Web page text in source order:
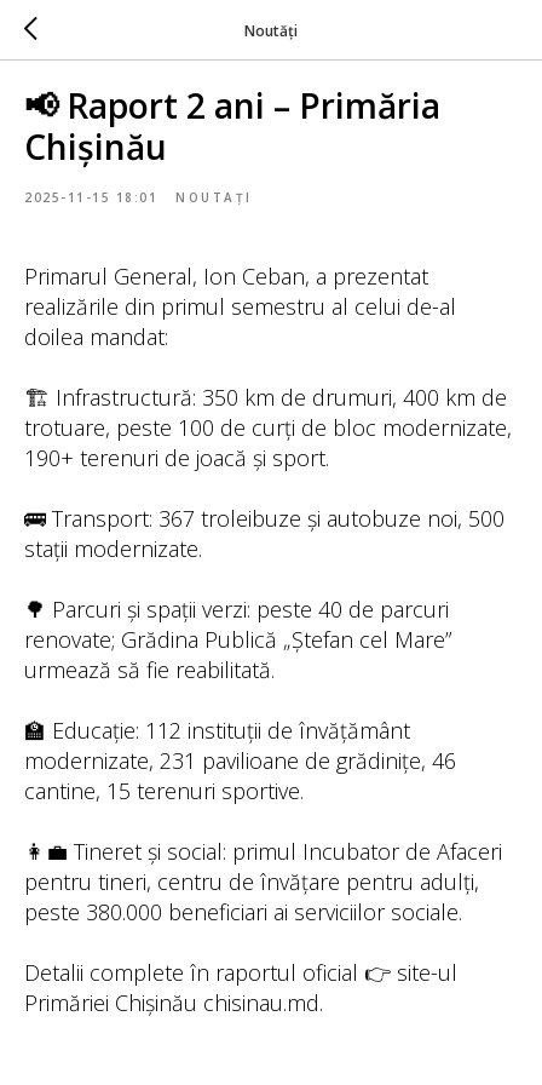
Noutăți
📢 Raport 2 ani – Primăria
Chișinău
2025-11-15 18:01 NOUTAȚI
Primarul General, Ion Ceban, a prezentat
realizările din primul semestru al celui de-al
doilea mandat:
🏗 Infrastructură: 350 km de drumuri, 400 km de
trotuare, peste 100 de curți de bloc modernizate,
190+ terenuri de joacă și sport.
🚌 Transport: 367 troleibuze și autobuze noi, 500
stații modernizate.
🌳 Parcuri și spații verzi: peste 40 de parcuri
renovate; Grădina Publică „Ștefan cel Mare”
urmează să fie reabilitată.
🏫 Educație: 112 instituții de învățământ
modernizate, 231 pavilioane de grădinițe, 46
cantine, 15 terenuri sportive.
👩‍💼 Tineret și social: primul Incubator de Afaceri
pentru tineri, centru de învățare pentru adulți,
peste 380.000 beneficiari ai serviciilor sociale.
Detalii complete în raportul oficial 👉 site-ul
Primăriei Chișinău chisinau.md.